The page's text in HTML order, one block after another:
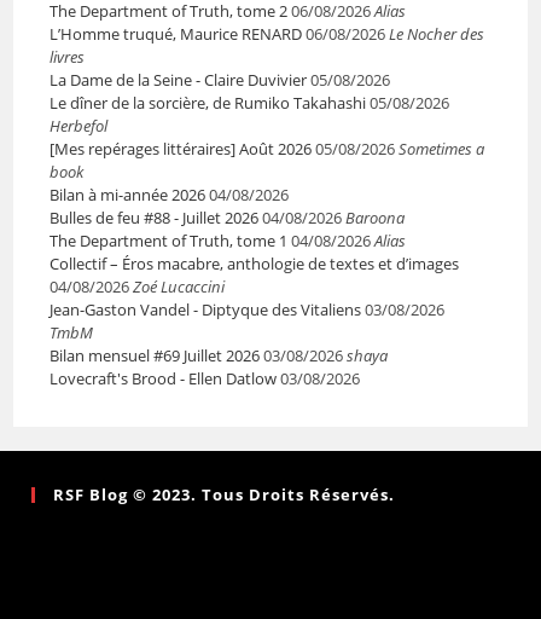
The Department of Truth, tome 206/08/2026Alias
L’Homme truqué, Maurice RENARD06/08/2026Le Nocher des
livres
La Dame de la Seine - Claire Duvivier05/08/2026
Le dîner de la sorcière, de Rumiko Takahashi05/08/2026
Herbefol
[Mes repérages littéraires] Août 202605/08/2026Sometimes a
book
Bilan à mi-année 202604/08/2026
Bulles de feu #88 - Juillet 202604/08/2026Baroona
The Department of Truth, tome 1 04/08/2026Alias
Collectif – Éros macabre, anthologie de textes et d’images
04/08/2026Zoé Lucaccini
Jean-Gaston Vandel - Diptyque des Vitaliens03/08/2026
TmbM
Bilan mensuel #69 Juillet 202603/08/2026shaya
Lovecraft's Brood - Ellen Datlow03/08/2026
RSF Blog © 2023. Tous Droits Réservés.